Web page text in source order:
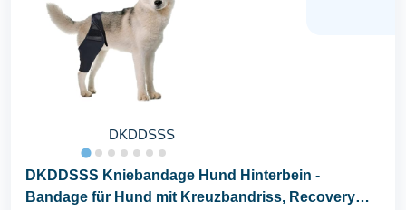
DKDDSSS
DKDDSSS Kniebandage Hund Hinterbein -
Bandage für Hund mit Kreuzbandriss, Recovery